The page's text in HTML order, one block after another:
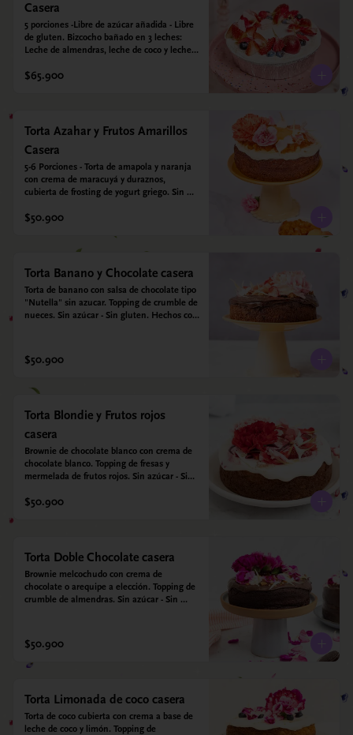
Casera
5 porciones -Libre de azúcar añadida - Libre
de gluten. Bizcocho bañado en 3 leches:
Leche de almendras, leche de coco y leche
de arroz, harina de quinoa, huevo, leche de
*contiene un derivado de proteína láctea
conocido como caseína. Topping: Fresas y
Arándanos.
$65.900
Torta Azahar y Frutos Amarillos
Casera
5-6 Porciones - Torta de amapola y naranja
con crema de maracuyá y duraznos,
cubierta de frosting de yogurt griego. Sin
$50.900
Torta Banano y Chocolate casera
Torta de banano con salsa de chocolate tipo
"Nutella" sin azucar. Topping de crumble de
nueces. Sin azúcar - Sin gluten. Hechos con
$50.900
Torta Blondie y Frutos rojos
casera
Brownie de chocolate blanco con crema de
chocolate blanco. Topping de fresas y
mermelada de frutos rojos. Sin azúcar - Sin
harina quinoa, arroz y coco. Endulzada con
$50.900
Torta Doble Chocolate casera
Brownie melcochudo con crema de
chocolate o arequipe a elección. Topping de
crumble de almendras. Sin azúcar - Sin
Endulzada con estevia.
$50.900
Torta Limonada de coco casera
Torta de coco cubierta con crema a base de
leche de coco y limón. Topping de